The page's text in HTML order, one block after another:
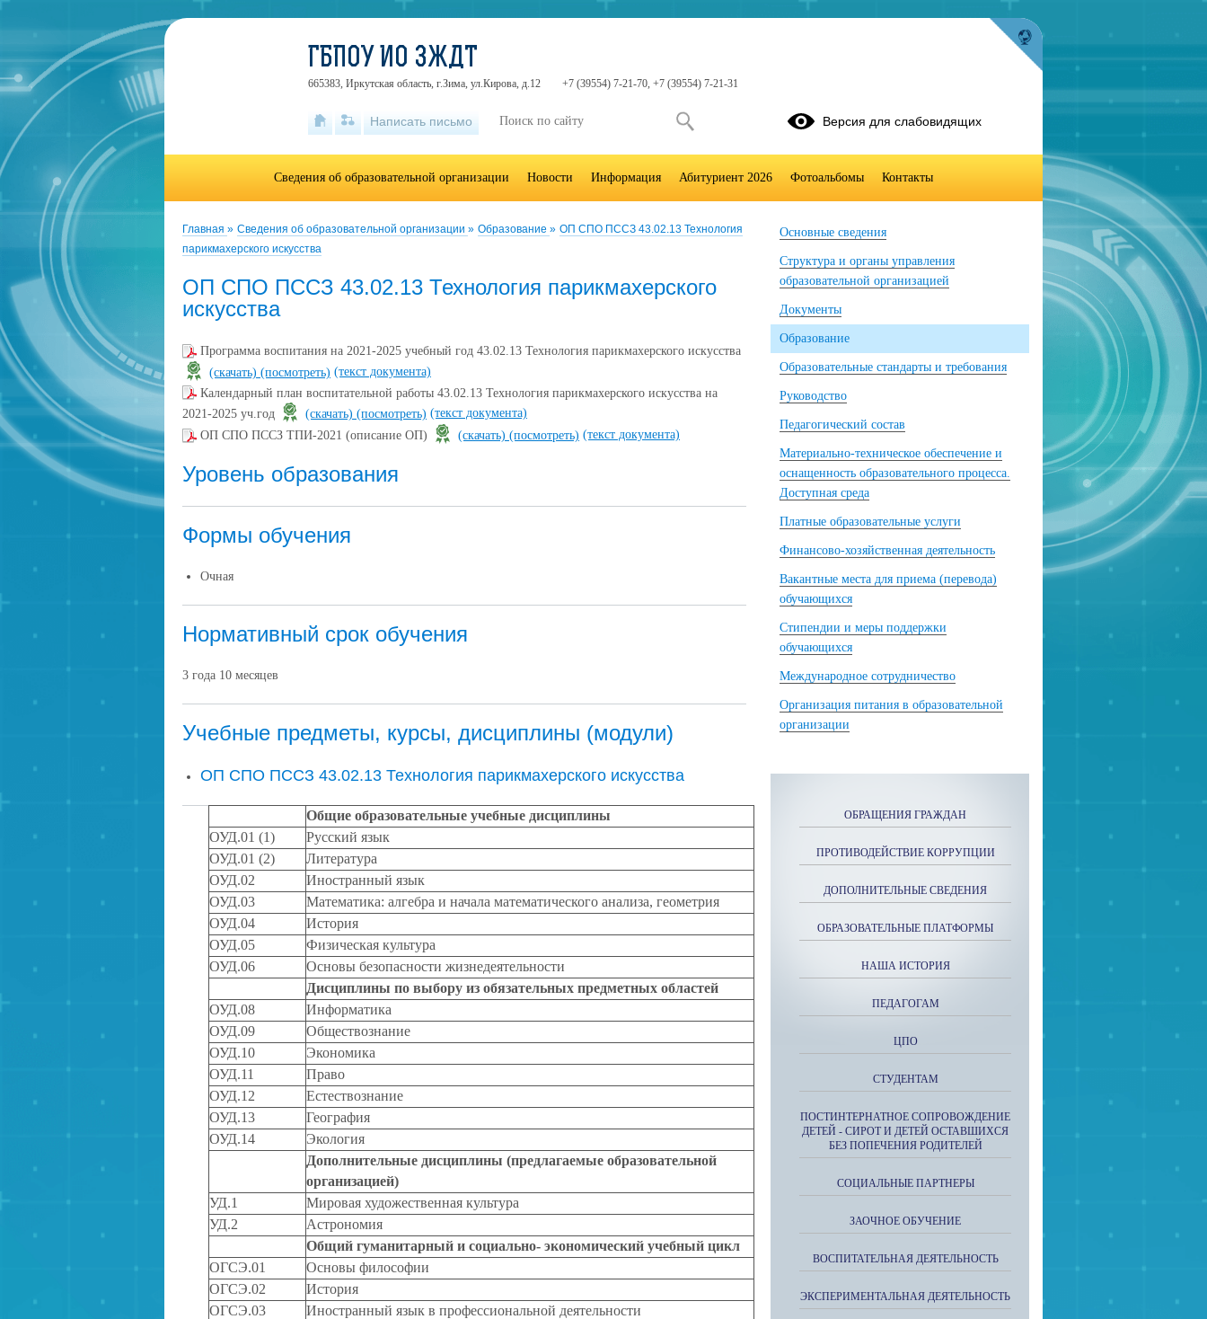
Главная » Сведения об образовательной организации » Образование » ОП СПО ПССЗ 43.02.13 Технология
парикмахерского искусства
ОП СПО ПССЗ 43.02.13 Технология парикмахерского
искусства
Программа воспитания на 2021-2025 учебный год 43.02.13 Технология парикмахерского искусства
(скачать) (посмотреть) (текст документа)
Календарный план воспитательной работы 43.02.13 Технология парикмахерского искусства на
2021-2025 уч.год
(скачать) (посмотреть) (текст документа)
ОП СПО ПССЗ ТПИ-2021 (описание ОП)
(скачать) (посмотреть) (текст документа)
Уровень образования
Формы обучения
Очная
Нормативный срок обучения
3 года 10 месяцев
Учебные предметы, курсы, дисциплины (модули)
ОП СПО ПССЗ 43.02.13 Технология парикмахерского искусства
Общие образовательные учебные дисциплины
ОУД.01 (1)
Русский язык
ОУД.01 (2)
Литература
ОУД.02
Иностранный язык
ОУД.03
Математика: алгебра и начала математического анализа, геометрия
ОУД.04
История
ОУД.05
Физическая культура
ОУД.06
Основы безопасности жизнедеятельности
Дисциплины по выбору из обязательных предметных областей
ОУД.08
Информатика
ОУД.09
Обществознание
ОУД.10
Экономика
ОУД.11
Право
ОУД.12
Естествознание
ОУД.13
География
ОУД.14
Экология
Дополнительные дисциплины (предлагаемые образовательной
организацией)
УД.1
Мировая художественная культура
УД.2
Астрономия
Общий гуманитарный и социально- экономический учебный цикл
ОГСЭ.01
Основы философии
ОГСЭ.02
История
ОГСЭ.03
Иностранный язык в профессиональной деятельности
Основные сведения
Структура и органы управления
образовательной организацией
Документы
Образование
Образовательные стандарты и требования
Руководство
Педагогический состав
Материально-техническое обеспечение и
оснащенность образовательного процесса.
Доступная среда
Платные образовательные услуги
Финансово-хозяйственная деятельность
Вакантные места для приема (перевода)
обучающихся
Стипендии и меры поддержки
обучающихся
Международное сотрудничество
Организация питания в образовательной
организации
ОБРАЩЕНИЯ ГРАЖДАН
ПРОТИВОДЕЙСТВИЕ КОРРУПЦИИ
ДОПОЛНИТЕЛЬНЫЕ СВЕДЕНИЯ
ОБРАЗОВАТЕЛЬНЫЕ ПЛАТФОРМЫ
НАША ИСТОРИЯ
ПЕДАГОГАМ
ЦПО
СТУДЕНТАМ
ПОСТИНТЕРНАТНОЕ СОПРОВОЖДЕНИЕ
ДЕТЕЙ - СИРОТ И ДЕТЕЙ ОСТАВШИХСЯ
БЕЗ ПОПЕЧЕНИЯ РОДИТЕЛЕЙ
СОЦИАЛЬНЫЕ ПАРТНЕРЫ
ЗАОЧНОЕ ОБУЧЕНИЕ
ВОСПИТАТЕЛЬНАЯ ДЕЯТЕЛЬНОСТЬ
ЭКСПЕРИМЕНТАЛЬНАЯ ДЕЯТЕЛЬНОСТЬ
ГБПОУ ИО ЗЖДТ
665383, Иркутская область, г.Зима, ул.Кирова, д.12 +7 (39554) 7-21-70, +7 (39554) 7-21-31
Написать письмо Версия для слабовидящих
Сведения об образовательной организации Новости Информация Абитуриент 2026 Фотоальбомы Контакты